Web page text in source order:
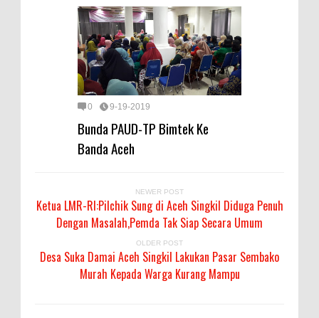
0 9-19-2019
Bunda PAUD-TP Bimtek Ke
Banda Aceh
NEWER POST
Ketua LMR-RI:Pilchik Sung di Aceh Singkil Diduga Penuh
Dengan Masalah,Pemda Tak Siap Secara Umum
OLDER POST
Desa Suka Damai Aceh Singkil Lakukan Pasar Sembako
Murah Kepada Warga Kurang Mampu